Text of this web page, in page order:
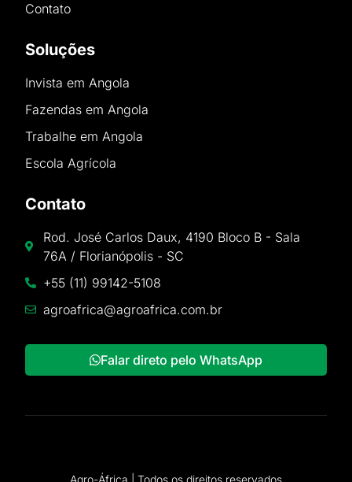
Contato
Soluções
Invista em Angola
Fazendas em Angola
Trabalhe em Angola
Escola Agrícola
Contato
Rod. José Carlos Daux, 4190 Bloco B - Sala
76A / Florianópolis - SC
+55 (11) 99142-5108
agroafrica@agroafrica.com.br
Falar direto pelo WhatsApp